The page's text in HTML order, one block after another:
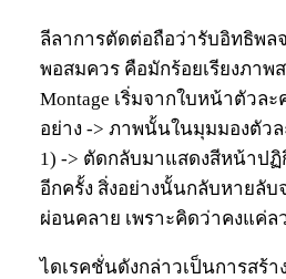
ลีลาการตัดต่อถือว่ารับอิทธิพล
พอสมควร คือมักร้อยเรียงภาพ
Montage เริ่มจากใบหน้าตัวล
อย่าง -> ภาพนั้นในมุมมองตัว
1) -> ตัดกลับมาแสดงสีหน้าปฏิ
อีกครั้ง สิ่งอย่างนั้นกลับหายลับ
ผ่อนคลาย เพราะคิดว่าคงแค่ล
ไดเรคชั่นดังกล่าวเป็นการสร้